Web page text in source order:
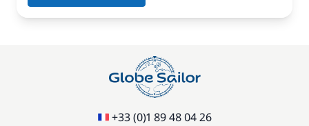
+33 (0)1 89 48 04 26